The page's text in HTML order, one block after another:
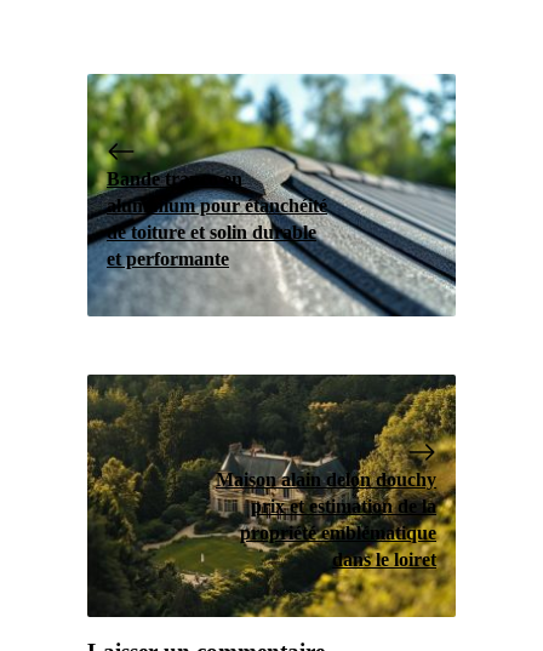
Bande trapco en
aluminium pour étanchéité
de toiture et solin durable
et performante
Maison alain delon douchy
prix et estimation de la
propriété emblématique
dans le loiret